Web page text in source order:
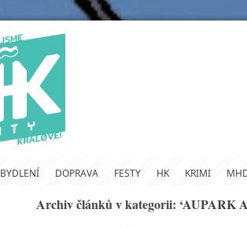
BYDLENÍ DOPRAVA FESTY HK KRIMI
Archiv článků v kategorii: ‘AUPARK